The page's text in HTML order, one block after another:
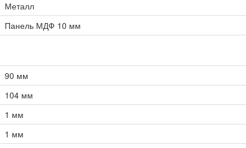
Металл
Панель МДФ 10 мм
90 мм
104 мм
1 мм
1 мм